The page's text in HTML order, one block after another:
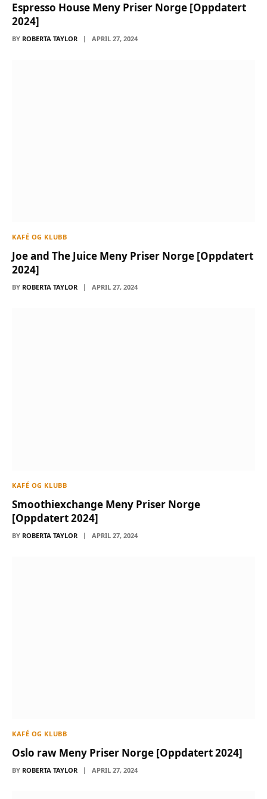
Espresso House Meny Priser Norge [Oppdatert
2024]
BY ROBERTA TAYLOR APRIL 27, 2024
KAFÉ OG KLUBB
Joe and The Juice Meny Priser Norge [Oppdatert
2024]
BY ROBERTA TAYLOR APRIL 27, 2024
KAFÉ OG KLUBB
Smoothiexchange Meny Priser Norge
[Oppdatert 2024]
BY ROBERTA TAYLOR APRIL 27, 2024
KAFÉ OG KLUBB
Oslo raw Meny Priser Norge [Oppdatert 2024]
BY ROBERTA TAYLOR APRIL 27, 2024